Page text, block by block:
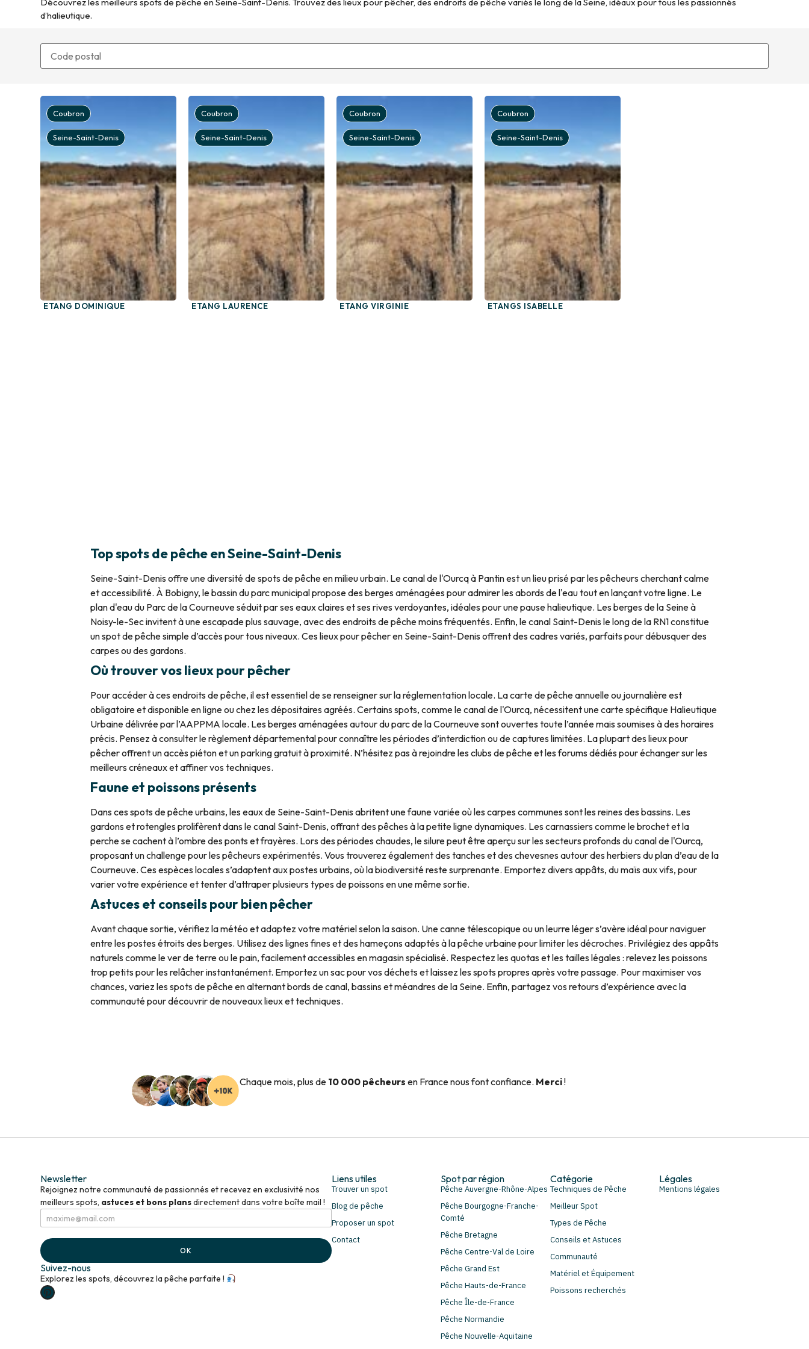
d’halieutique.
Coubron
Seine-Saint-Denis
ETANG DOMINIQUE
Coubron
Seine-Saint-Denis
ETANG LAURENCE
Coubron
Seine-Saint-Denis
ETANG VIRGINIE
Coubron
Seine-Saint-Denis
ETANGS ISABELLE
Top spots de pêche en Seine-Saint-Denis
Seine-Saint-Denis offre une diversité de spots de pêche en milieu urbain. Le canal de l'Ourcq à Pantin est un lieu prisé par les pêcheurs cherchant calme
et accessibilité. À Bobigny, le bassin du parc municipal propose des berges aménagées pour admirer les abords de l'eau tout en lançant votre ligne. Le
plan d'eau du Parc de la Courneuve séduit par ses eaux claires et ses rives verdoyantes, idéales pour une pause halieutique. Les berges de la Seine à
Noisy-le-Sec invitent à une escapade plus sauvage, avec des endroits de pêche moins fréquentés. Enfin, le canal Saint-Denis le long de la RN1 constitue
un spot de pêche simple d’accès pour tous niveaux. Ces lieux pour pêcher en Seine-Saint-Denis offrent des cadres variés, parfaits pour débusquer des
carpes ou des gardons.
Où trouver vos lieux pour pêcher
Pour accéder à ces endroits de pêche, il est essentiel de se renseigner sur la réglementation locale. La carte de pêche annuelle ou journalière est
obligatoire et disponible en ligne ou chez les dépositaires agréés. Certains spots, comme le canal de l'Ourcq, nécessitent une carte spécifique Halieutique
Urbaine délivrée par l’AAPPMA locale. Les berges aménagées autour du parc de la Courneuve sont ouvertes toute l’année mais soumises à des horaires
précis. Pensez à consulter le règlement départemental pour connaître les périodes d’interdiction ou de captures limitées. La plupart des lieux pour
pêcher offrent un accès piéton et un parking gratuit à proximité. N’hésitez pas à rejoindre les clubs de pêche et les forums dédiés pour échanger sur les
meilleurs créneaux et affiner vos techniques.
Faune et poissons présents
Dans ces spots de pêche urbains, les eaux de Seine-Saint-Denis abritent une faune variée où les carpes communes sont les reines des bassins. Les
gardons et rotengles prolifèrent dans le canal Saint-Denis, offrant des pêches à la petite ligne dynamiques. Les carnassiers comme le brochet et la
perche se cachent à l’ombre des ponts et frayères. Lors des périodes chaudes, le silure peut être aperçu sur les secteurs profonds du canal de l'Ourcq,
proposant un challenge pour les pêcheurs expérimentés. Vous trouverez également des tanches et des chevesnes autour des herbiers du plan d’eau de la
Courneuve. Ces espèces locales s’adaptent aux postes urbains, où la biodiversité reste surprenante. Emportez divers appâts, du maïs aux vifs, pour
varier votre expérience et tenter d’attraper plusieurs types de poissons en une même sortie.
Astuces et conseils pour bien pêcher
Avant chaque sortie, vérifiez la météo et adaptez votre matériel selon la saison. Une canne télescopique ou un leurre léger s’avère idéal pour naviguer
entre les postes étroits des berges. Utilisez des lignes fines et des hameçons adaptés à la pêche urbaine pour limiter les décroches. Privilégiez des appâts
naturels comme le ver de terre ou le pain, facilement accessibles en magasin spécialisé. Respectez les quotas et les tailles légales : relevez les poissons
trop petits pour les relâcher instantanément. Emportez un sac pour vos déchets et laissez les spots propres après votre passage. Pour maximiser vos
chances, variez les spots de pêche en alternant bords de canal, bassins et méandres de la Seine. Enfin, partagez vos retours d’expérience avec la
communauté pour découvrir de nouveaux lieux et techniques.
Chaque mois, plus de 10 000 pêcheurs en France nous font confiance. Merci!
Newsletter
Rejoignez notre communauté de passionnés et recevez en exclusivité nos
meilleurs spots, astuces et bons plansdirectement dans votre boîte mail !
m
i
l
E
m
a
i
E
m
i
l
*
OK
Suivez-nous
Explorez les spots, découvrez la pêche parfaite !
Liens utiles
Trouver un spot
Blog de pêche
Proposer un spot
Contact
Spot par région
Pêche Auvergne-Rhône-Alpes
Pêche Bourgogne-Franche-
Comté
Pêche Bretagne
Pêche Centre-Val de Loire
Pêche Grand Est
Pêche Hauts-de-France
Pêche Île-de-France
Pêche Normandie
Pêche Nouvelle-Aquitaine
Catégorie
Techniques de Pêche
Meilleur Spot
Types de Pêche
Conseils et Astuces
Communauté
Matériel et Équipement
Poissons recherchés
Légales
Mentions légales